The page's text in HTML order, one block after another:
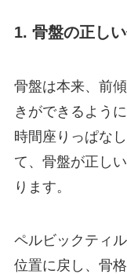
1. 骨盤の正し
骨盤は本来、前
きができるよう
時間座りっぱな
て、骨盤が正し
ります。
ペルビックティ
位置に戻し、骨